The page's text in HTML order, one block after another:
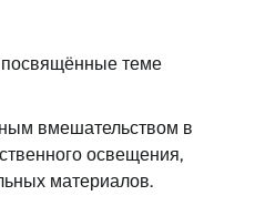
теме
вмешательством в
освещения,
материалов.